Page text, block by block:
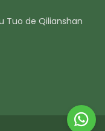
Tuo de Qilianshan